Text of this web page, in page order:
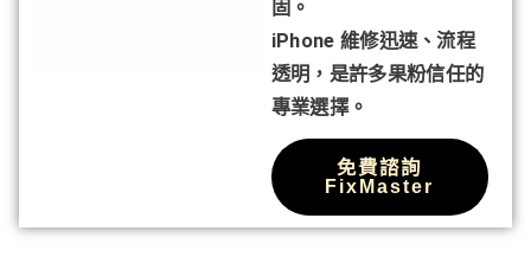
固。
iPhone 維修迅速、流程
透明，是許多果粉信任的
專業選擇。
免費諮詢
FixMaster